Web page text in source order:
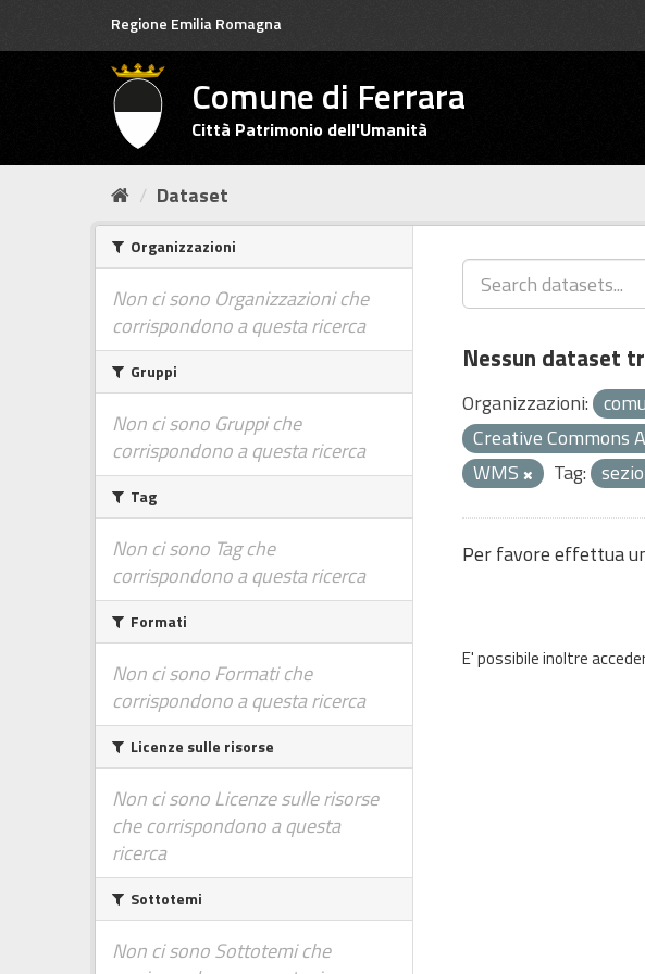
Regione Emilia Romagna
Comune di Ferrara
Città Patrimonio dell'Umanità
Dataset
Organizzazioni
Non ci sono Organizzazioni che
corrispondono a questa ricerca
Gruppi
Non ci sono Gruppi che
corrispondono a questa ricerca
Tag
Non ci sono Tag che
corrispondono a questa ricerca
Formati
Non ci sono Formati che
corrispondono a questa ricerca
Licenze sulle risorse
Non ci sono Licenze sulle risorse
che corrispondono a questa
ricerca
Sottotemi
Non ci sono Sottotemi che
Nessun dataset
Organizzazioni:
Creative Commons
WMS
Tag:
Per favore effettua
E' possibile inoltre